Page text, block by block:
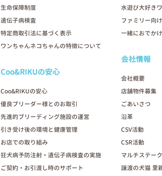
生命保障制度
遺伝子病検査
特定商取引法に基づく表示
ワンちゃんネコちゃんの特徴について
Coo&RIKUの安心
Coo&RIKUの安心
優良ブリーダー様とのお取引
先進的ブリーディング施設の運営
引き受け後の環境と健康管理
お店での取り組み
狂犬病予防注射・遺伝子病検査の実施
ご契約・お引渡し時のサポート
水遊び大好き
ファミリー向
一緒におでか
会社情報
会社概要
店舗物件募集
ごあいさつ
沿革
CSV活動
CSR活動
マルチステー
譲渡の犬猫 里